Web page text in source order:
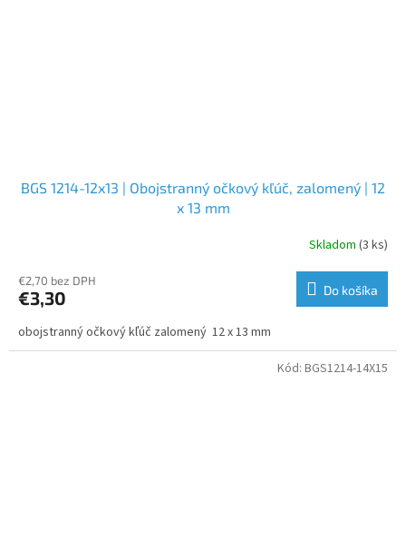
BGS 1214-12x13 | Obojstranný očkový kľúč, zalomený | 12
x 13 mm
Skladom (3 ks)
€2,70 bez DPH
€3,30 Do košíka
obojstranný očkový kľúč zalomený 12 x 13 mm
Kód: BGS1214-14X15